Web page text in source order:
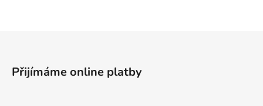
Přijímáme online platby